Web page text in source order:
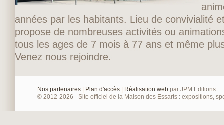
années par les habitants. Lieu de convivialité
propose de nombreuses activités ou
tous les ages de 7 mois à 77 ans et même
Venez nous rejoindre.
Nos partenaires | Plan d'accès | Réalisation web par JPM Editions
© 2012-2026 - Site officiel de la Maison des Essarts : expositions,